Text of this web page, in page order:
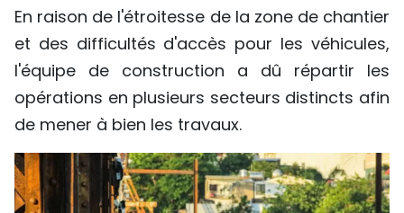
En raison de l'étroitesse de la zone de chantier
et des difficultés d'accès pour les véhicules,
l'équipe de construction a dû répartir les
opérations en plusieurs secteurs distincts afin
de mener à bien les travaux.